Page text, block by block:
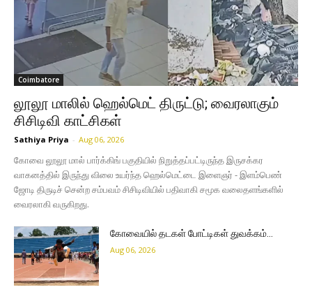
Coimbatore
லூலூ மாலில் ஹெல்மெட் திருட்டு; வைரலாகும்
சிசிடிவி காட்சிகள்
Sathiya Priya - Aug 06, 2026
கோவை லூலூ மால் பார்க்கிங் பகுதியில் நிறுத்தப்பட்டிருந்த இருசக்கர
வாகனத்தில் இருந்து விலை உயர்ந்த ஹெல்மெட்டை இளைஞர் - இளம்பெண்
ஜோடி திருடிச் சென்ற சம்பவம் சிசிடிவியில் பதிவாகி சமூக வலைதளங்களில்
வைரலாகி வருகிறது.
கோவையில் தடகள் போட்டிகள் துவக்கம்…
Aug 06, 2026